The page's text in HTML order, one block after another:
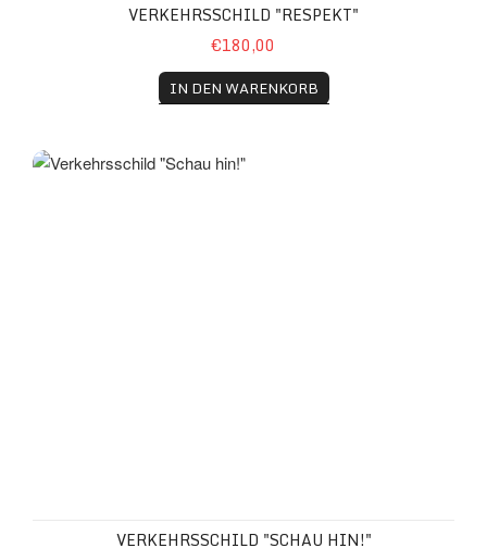
VERKEHRSSCHILD "RESPEKT"
€180,00
IN DEN WARENKORB
Verkehrsschild "Schau hin!"
VERKEHRSSCHILD "SCHAU HIN!"